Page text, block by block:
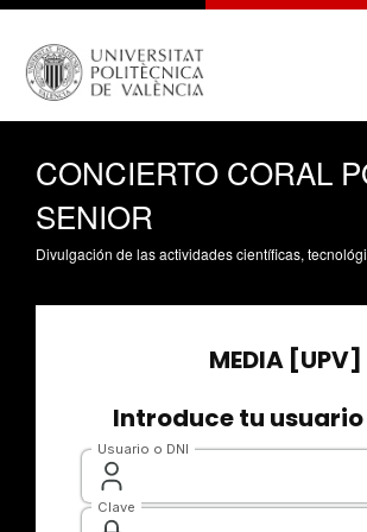
CONCIERTO CORAL
SENIOR